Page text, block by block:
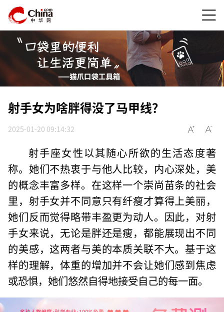
射手女为啥胖得没了马甲线？
2025-01-20 09:14:32
射手座女性以其随心所欲的生活态度著
称。她们不热衷于与他人比较，内心深处，美
的概念丰富多样。在这样一个崇尚苗条的社会
里，射手女并不同意只有纤瘦才算得上美丽，
她们反而觉得略带丰盈更为动人。因此，对射
手女来说，无论是胖还是瘦，都能展现出不同
的美感，这两者与美的本质关联不大。基于这
样的理解，体重的增加并不会让她们感到焦虑
或恐惧，她们悠然自得地接受自己的每一面。